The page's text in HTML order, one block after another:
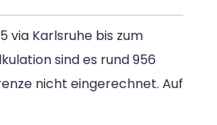
via Karlsruhe bis zum
sind es rund 956
nicht eingerechnet. Auf